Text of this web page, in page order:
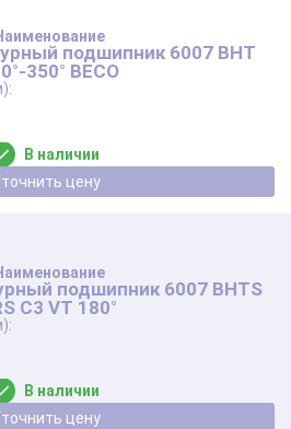
подшипник 6007 BHT
350° BECO
В наличии
Уточнить цену
подшипник 6007 BHTS
C3 VT 180°
В наличии
Уточнить цену